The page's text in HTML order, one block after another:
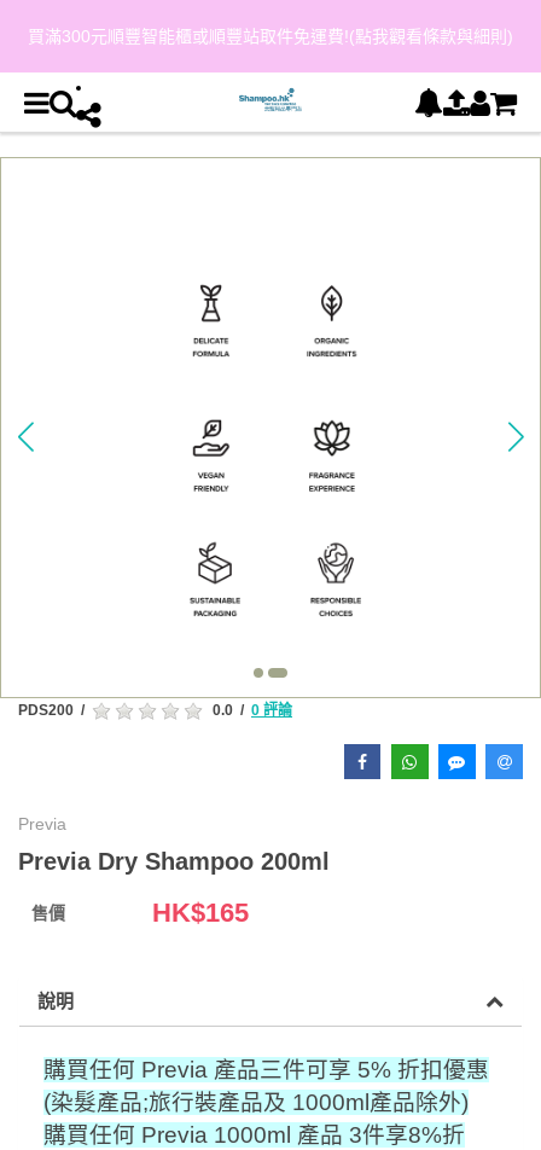
買滿300元順豐智能櫃或順豐站取件免運費!(點我觀看條款與細則)
PDS200 / 0.0 / 0 評論
Previa
Previa Dry Shampoo 200ml
售價 HK$165
說明
購買任何 Previa 產品三件可享 5% 折扣優惠
(染髮產品;旅行裝產品及 1000ml產品除外)
購買任何 Previa 1000ml 產品 3件享8%折